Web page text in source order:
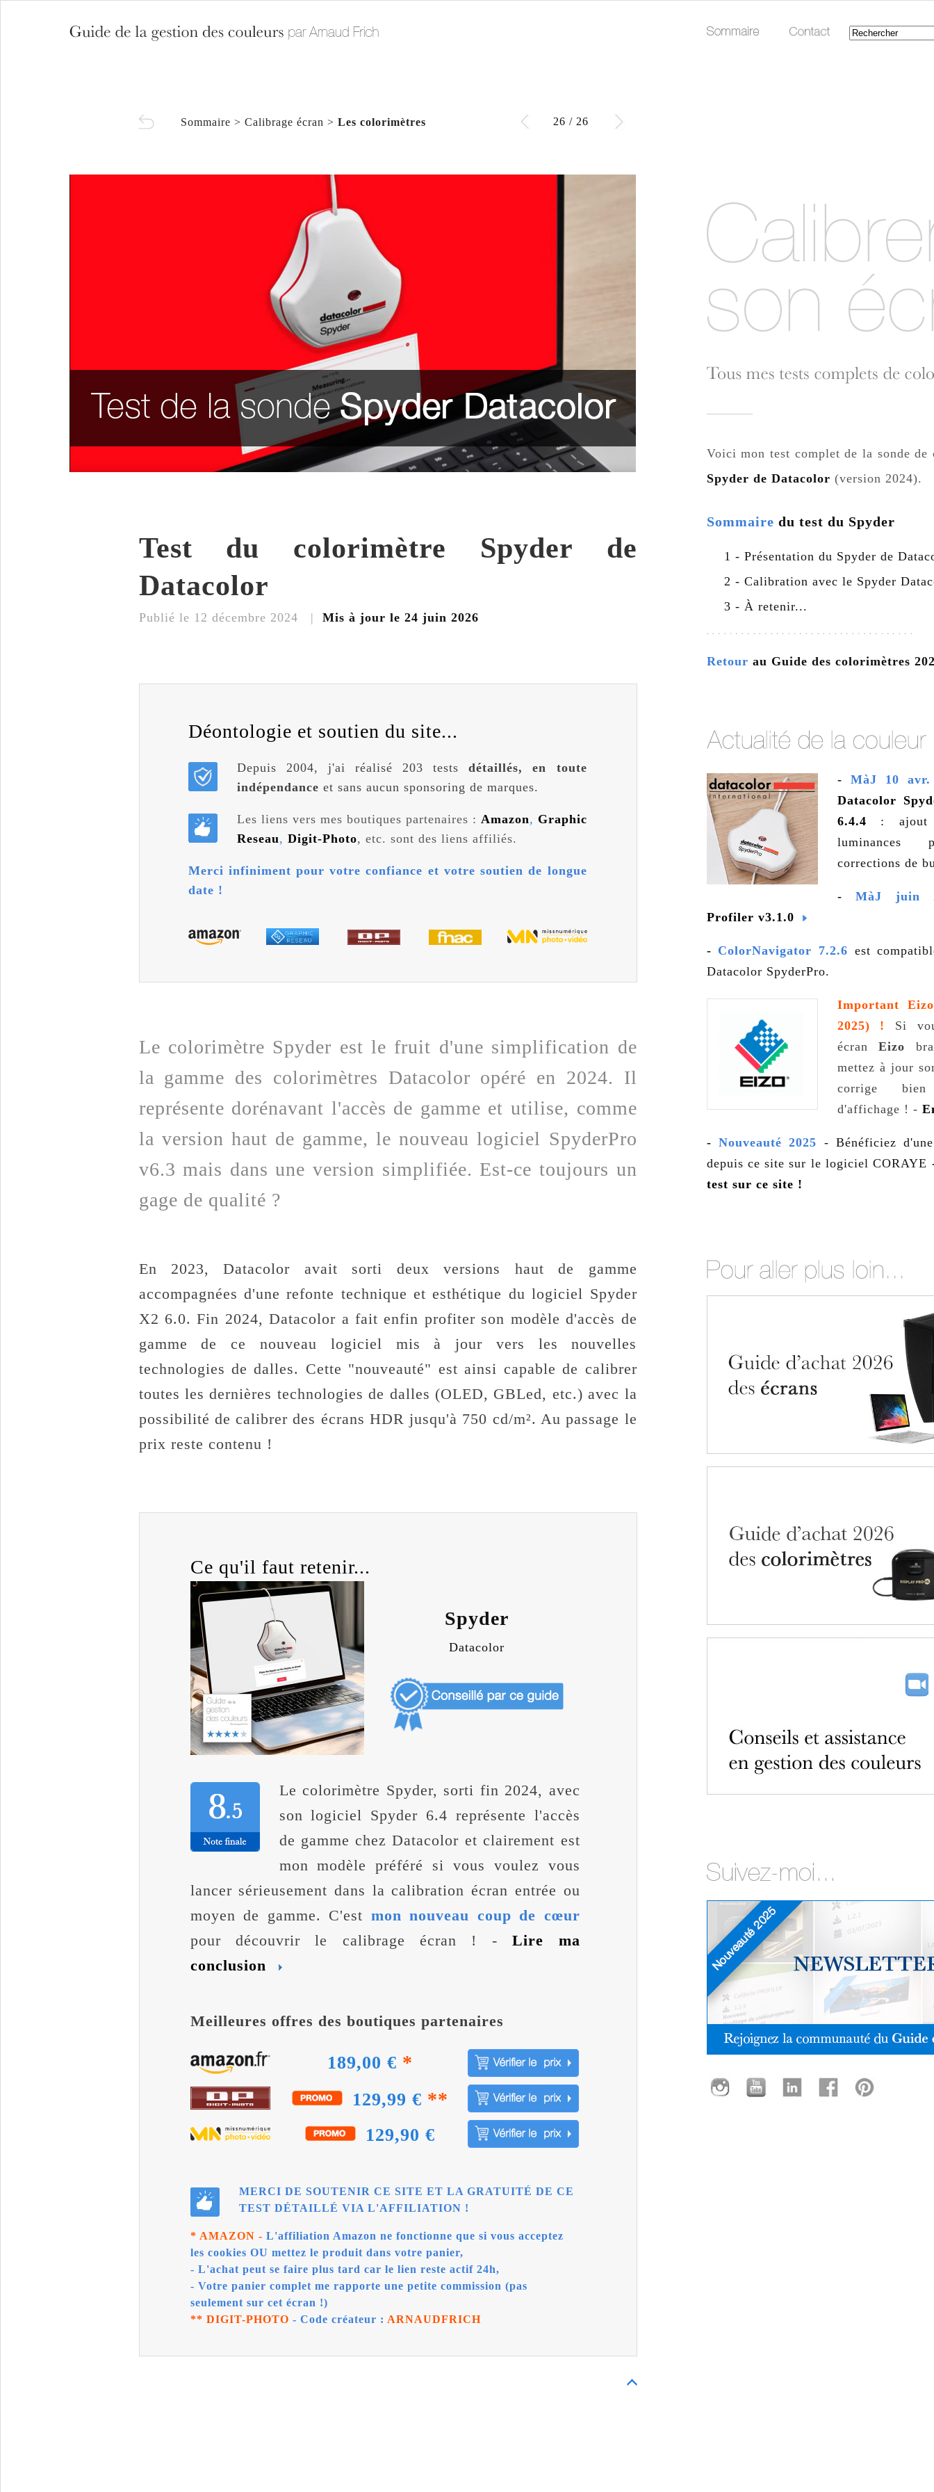
Sommaire > Calibrage écran > Les colorimètres 26 / 26
Test du colorimètre Spyder de
Datacolor
Publié le 12 décembre 2024 | Mis à jour le 24 juin 2026
Déontologie et soutien du site...
Depuis 2004, j'ai réalisé 203 testsdétaillés, en toute
indépendance et sans aucun sponsoring de marques.
Les liens vers mes boutiques partenaires : Amazon, Graphic
Reseau, Digit-Photo, etc. sont des liens affiliés.
Merci infiniment pour votre confiance et votre soutien de longue
date !
Le colorimètre Spyder est le fruit d'une simplification de
la gamme des colorimètres Datacolor opéré en 2024. Il
représente dorénavant l'accès de gamme et utilise, comme
la version haut de gamme, le nouveau logiciel SpyderPro
v6.3 mais dans une version simplifiée. Est-ce toujours un
gage de qualité ?
En 2023, Datacolor avait sorti deux versions haut de gamme
accompagnées d'une refonte technique et esthétique du logiciel Spyder
X2 6.0. Fin 2024, Datacolor a fait enfin profiter son modèle d'accès de
gamme de ce nouveau logiciel mis à jour vers les nouvelles
technologies de dalles. Cette "nouveauté" est ainsi capable de calibrer
toutes les dernières technologies de dalles (OLED, GBLed, etc.) avec la
possibilité de calibrer des écrans HDR jusqu'à 750 cd/m². Au passage le
prix reste contenu !
Ce qu'il faut retenir...
Spyder
Datacolor
Le colorimètre Spyder, sorti fin 2024, avec
son logiciel Spyder 6.4 représente l'accès
de gamme chez Datacolor et clairement est
mon modèle préféré si vous voulez vous
lancer sérieusement dans la calibration écran entrée ou
moyen de gamme. C'est mon nouveau coup de cœur
pour découvrir le calibrage écran ! -Lire ma
conclusion
Meilleures offres des boutiques partenaires
189,00 € *
129,99 € **
129,90 €
MERCI DE SOUTENIR CE SITE ET LA GRATUITÉ DE CE
TEST DÉTAILLÉ VIA L'AFFILIATION !
* AMAZON - L'affiliation Amazon ne fonctionne que si vous acceptez
les cookies OU mettez le produit dans votre panier,
- L'achat peut se faire plus tard car le lien reste actif 24h,
- Votre panier complet me rapporte une petite commission (pas
seulement sur cet écran !)
** DIGIT-PHOTO - Code créateur : ARNAUDFRICH
Voici mon test complet de la sonde de
Spyder de Datacolor (version 2024).
Sommaire du test du Spyder
1 - Présentation du Spyder de
2 - Calibration avec le Spyder
3 - À retenir...
Retour au Guide des colorimètres
- MàJ 10 avr.
Datacolor
6.4.4
:
luminances
corrections de
- MàJ juin
Profiler v3.1.0
- ColorNavigator 7.2.6 est
Datacolor SpyderPro.
Important
2025) !
Si
écran Eizo
mettez à jour
corrige
d'affichage ! -
- Nouveauté 2025 - Bénéficiez
depuis ce site sur le logiciel CORAYE
test sur ce site !